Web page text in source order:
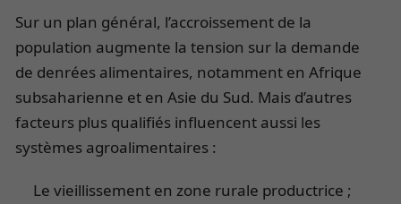
Sur un plan général, l’accroissement de la
population augmente la tension sur la demande
de denrées alimentaires, notamment en Afrique
subsaharienne et en Asie du Sud. Mais d’autres
facteurs plus qualifiés influencent aussi les
systèmes agroalimentaires :
Le vieillissement en zone rurale productrice ;